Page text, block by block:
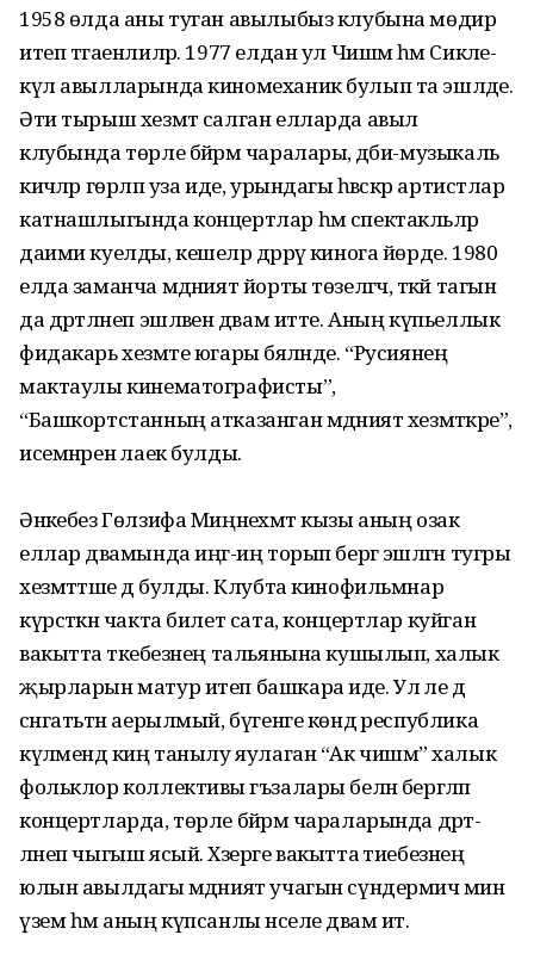
1958 өлда аны туган авылыбыз клубына мөдир
итеп тәгаен­лиләр. 1977 елдан ул Чишмә һәм Сикәле­
күл авылларында киномеханик булып та эшләде.
Әти тырыш хезмәт салган елларда авыл
клубында төрле бәйрәм чаралары, әдәби-музыкаль
кичәләр гөрләп уза иде, урындагы һәвәскәр артистлар
катнашлыгында концертлар һәм спек­такльләр
даими куелды, кешеләр дәррәү кинога йөрде. 1980
елда заманча мәдәният йорты төзелгәч, әткәй тагын
да дәртләнеп эшләвен дәвам итте. Аның күпьеллык
фидакарь хезмәте югары бәяләнде. “Русиянең
мактаулы кинематографисты”,
“Башкортстанның атказанган мәдәният хезмәткәре”,
исемнәренә лаек булды.
Әнкәебез Гөлзифа Миңнеәхмәт кызы аның озак
еллар дәвамында иңгә-иң торып бергә эшләгән тугры
хезмәттәше дә булды. Клубта кинофильмнар
күрсәткән чакта билет сата, концертлар куйган
вакытта әткәебезнең тальянына кушылып, халык
җырларын матур итеп башкара иде. Ул әле дә
сәнгатьтән аерылмый, бүгенге көндә республика
күләмендә киң танылу яулаган “Ак чишмә” халык
фольклор коллективы әгъзалары белән бергәләп
концертларда, төрле бәйрәм чараларында дәрт­
ләнеп чыгыш ясый. Хәзерге вакытта әтиебезнең
юлын авылдагы мәдәният учагын сүндермичә мин
үзем һәм аның күпсанлы нәселе дәвам итә.